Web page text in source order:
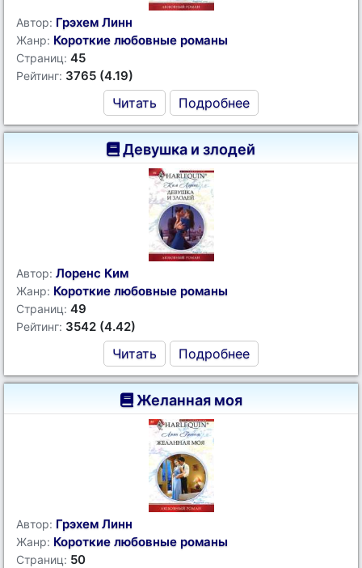
Автор: Грэхем Линн
Жанр: Короткие любовные романы
Страниц: 45
Рейтинг: 3765 (4.19)
Читать Подробнее
Девушка и злодей
Автор: Лоренс Ким
Жанр: Короткие любовные романы
Страниц: 49
Рейтинг: 3542 (4.42)
Читать Подробнее
Желанная моя
Автор: Грэхем Линн
Жанр: Короткие любовные романы
Страниц: 50